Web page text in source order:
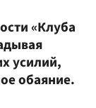
«Клуба
усилий,
обаяние.